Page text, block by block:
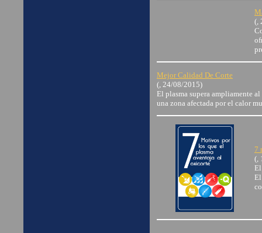
(,
Mejor Calidad De Corte
(, 24/08/2015)
El plasma supera ampliamente
una zona afectada por el calor
7
(,
El